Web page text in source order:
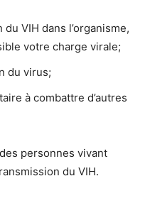
VIH dans l’organisme,
votre charge virale;
du virus;
à combattre d’autres
personnes vivant
du VIH.